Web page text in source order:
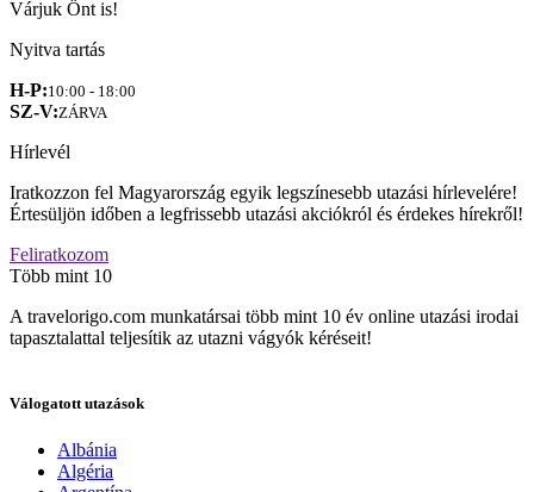
Várjuk Önt is!
Nyitva tartás
H-P:10:00 - 18:00
SZ-V:ZÁRVA
Hírlevél
Iratkozzon fel Magyarország egyik legszínesebb utazási hírlevelére!
Értesüljön időben a legfrissebb utazási akciókról és érdekes hírekről!
Feliratkozom
Több mint 10
A travelorigo.com munkatársai több mint 10 év online utazási irodai
tapasztalattal teljesítik az utazni vágyók kéréseit!
Válogatott utazások
Albánia
Algéria